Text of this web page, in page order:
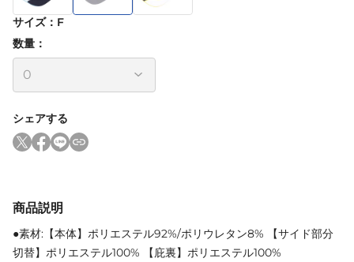
サイズ： F
数量：
シェアする
商品説明
●素材:【本体】ポリエステル92%/ポリウレタン8% 【サイド部分
切替】ポリエステル100% 【庇裏】ポリエステル100%